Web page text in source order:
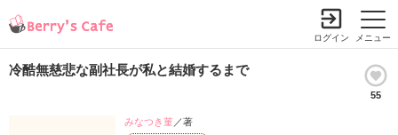
メニュー
ログイン
冷酷無慈悲な副社長が私と結婚するまで
55
みなつき菫／著